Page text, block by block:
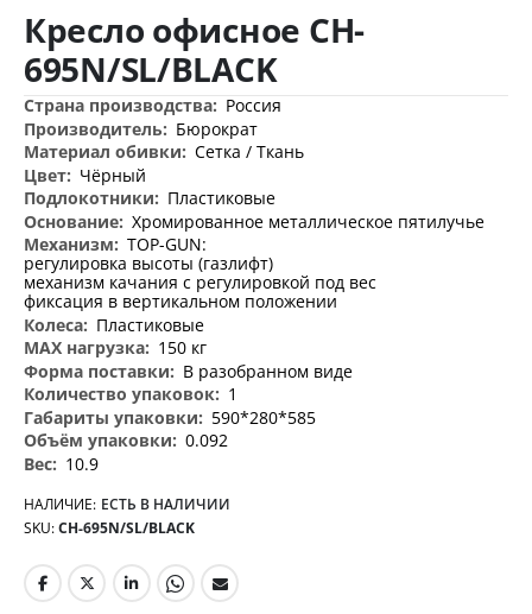
к
началу
галереи
изображений
Кресло офисное CH-
695N/SL/BLACK
Дополнительная
информация
Россия
Бюрократ
Сетка / Ткань
Чёрный
Пластиковые
Хромированное металлическое пятилучье
TOP-GUN:
регулировка высоты (газлифт)
механизм качания с регулировкой под вес
фиксация в вертикальном положении
Пластиковые
150 кг
В разобранном виде
1
590*280*585
0.092
10.9
НАЛИЧИЕ: ЕСТЬ В НАЛИЧИИ
SKU CH-695N/SL/BLACK